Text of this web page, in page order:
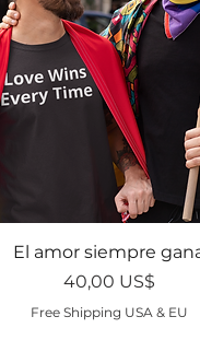
Vista rápida
El amor siempre
Precio
40,00 US$
Free Shipping USA & EU